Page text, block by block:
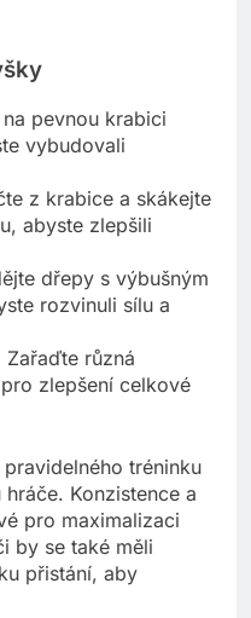
pevnou krabici
vybudovali
z krabice a skákejte
abyste zlepšili
dřepy s výbušným
rozvinuli sílu a
různá
zlepšení celkové
tréninku
Konzistence a
pro maximalizaci
by se také měli
přistání, aby